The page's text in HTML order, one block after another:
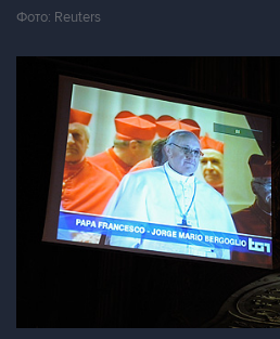
Фото: Reuters